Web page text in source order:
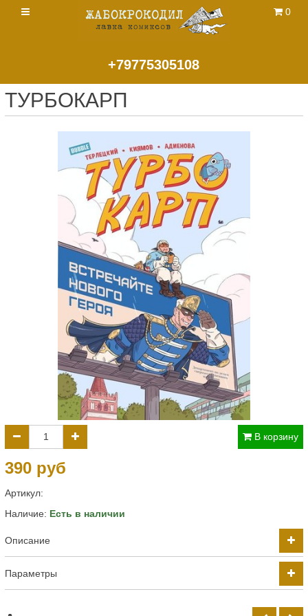
+79775305108
0
ТУРБОКАРП
В корзину
390 руб
Артикул:
Наличие: Есть в наличии
Описание
Параметры